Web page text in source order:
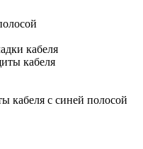
кабеля
кабеля
кабеля с синей полосой